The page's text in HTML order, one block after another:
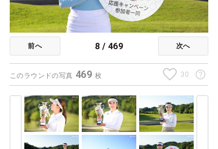
前へ 8 / 469 次へ
このラウンドの写真 469 枚 30